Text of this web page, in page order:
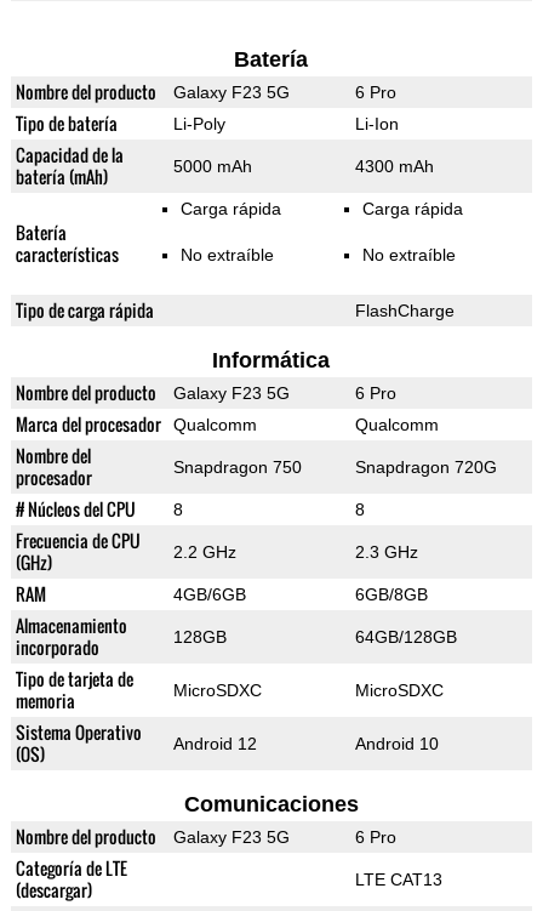
Batería
Nombre del producto Galaxy F23 5G 6 Pro
Tipo de batería Li-Poly Li-Ion
Capacidad de la
batería (mAh)
5000 mAh 4300 mAh
Batería
características
Carga rápida
No extraíble
Carga rápida
No extraíble
Tipo de carga rápida FlashCharge
Informática
Nombre del producto Galaxy F23 5G 6 Pro
Marca del procesador Qualcomm Qualcomm
Nombre del
procesador
Snapdragon 750 Snapdragon 720G
# Núcleos del CPU 8 8
Frecuencia de CPU
(GHz)
2.2 GHz 2.3 GHz
RAM 4GB/6GB 6GB/8GB
Almacenamiento
incorporado
128GB 64GB/128GB
Tipo de tarjeta de
memoria
MicroSDXC MicroSDXC
Sistema Operativo
(OS)
Android 12 Android 10
Comunicaciones
Nombre del producto Galaxy F23 5G 6 Pro
Categoría de LTE
(descargar)
LTE CAT13